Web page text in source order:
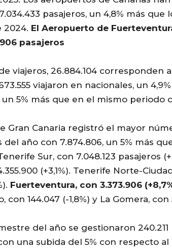
pasajeros, un 4,8% más que
2024. El Aeropuerto de
pasajeros
viajeros, 26.884.104 corresponden a
viajaron en nacionales, un 4,9%
5% más que en el mismo periodo
Gran Canaria registró el mayor
año con 7.874.806, un 5% más
Sur, con 7.048.123 pasajeros
(+3,1%). Tenerife Norte-
Fuerteventura, con 3.373.906
con 144.047 (-1,8%) y La Gomera,
del año se gestionaron
una subida del 5% con respecto al